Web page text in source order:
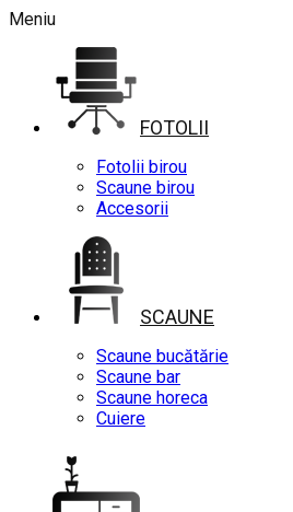
Meniu
FOTOLII
Fotolii birou
Scaune birou
Accesorii
SCAUNE
Scaune bucătărie
Scaune bar
Scaune horeca
Cuiere